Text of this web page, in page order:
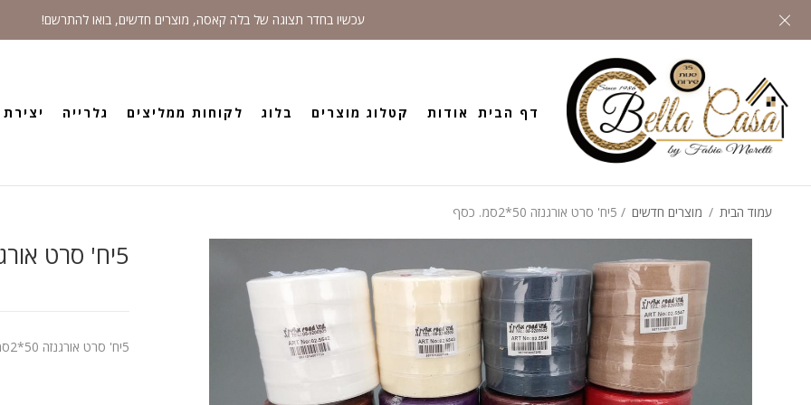
עכשיו בחדר תצוגה של בלה קאסה, מוצרים חדשים, בואו להתרשם!
דף הבית אודות קטלוג מוצרים בלוג לקוחות ממליצים גלרייה
עמוד הבית / מוצרים חדשים / 5יח' סרט אורגנזה 50*2סמ. כסף
5יח' סרט אורגנזה 50*2סמ. כסף
5יח' סרט אורגנזה 50*2סמ. כסף